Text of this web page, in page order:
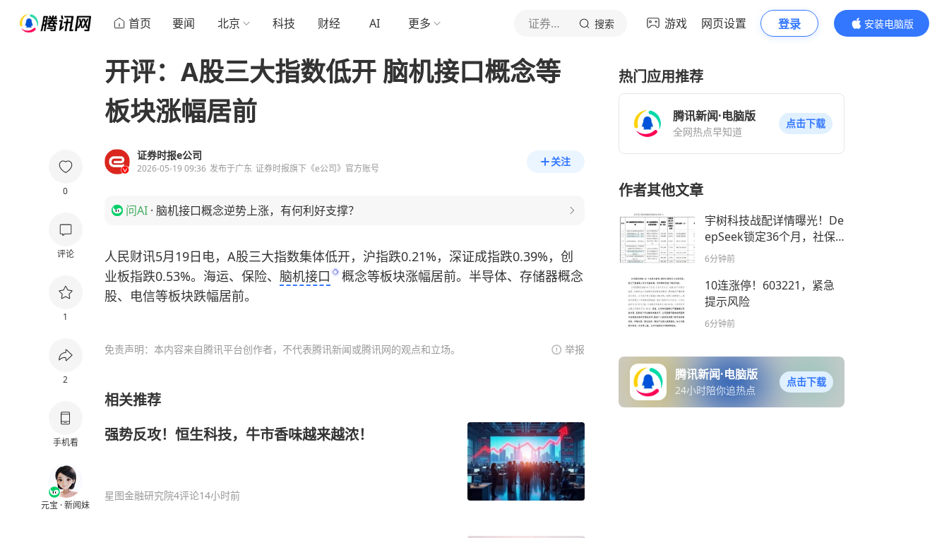
首页 要闻 北京 科技 财经 AI 更多 证券时报e公司 搜索 游戏 网页设置 登录
安装电脑版
内容更精彩
0
评论
1
2
手机看
元宝 · 新闻妹
开评：A股三大指数低开 脑机接口概念等
板块涨幅居前
证券时报e公司
2026-05-19 09:36 发布于广东 证券时报旗下《e公司》官方账号
关注
问AI · 脑机接口概念逆势上涨，有何利好支撑？
人民财讯5月19日电，A股三大指数集体低开，沪指跌0.21%，深证成指跌0.39%，创
业板指跌0.53%。海运、保险、 脑机接口 概念等板块涨幅居前。 半导体、存储器概念
股、电信等板块跌幅居前。
免责声明：本内容来自腾讯平台创作者，不代表腾讯新闻或腾讯网的观点和立场。 举报
相关推荐
强势反攻！恒生科技，牛市香味越来越浓！
星图金融研究院4评论14小时前
热门应用推荐
腾讯新闻·电脑版
全网热点早知道
点击下载
作者其他文章
宇树科技战配详情曝光！De
epSeek锁定36个月，社保
基金多个组合参与
6分钟前
10连涨停！603221，紧急
提示风险
6分钟前
腾讯新闻·电脑版
24小时陪你追热点
点击下载